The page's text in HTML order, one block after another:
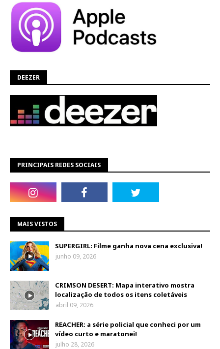
DEEZER
PRINCIPAIS REDES SOCIAIS
MAIS VISTOS
SUPERGIRL: Filme ganha nova cena exclusiva!
junho 09, 2026
CRIMSON DESERT: Mapa interativo mostra
localização de todos os itens coletáveis
abril 09, 2026
REACHER: a série policial que conheci por um
vídeo curto e maratonei!
julho 28, 2026